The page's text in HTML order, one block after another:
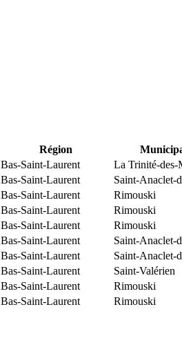
Région
Bas-Saint-Laurent
La Trinité-des-
Bas-Saint-Laurent
Saint-Anaclet-
Bas-Saint-Laurent
Rimouski
Bas-Saint-Laurent
Rimouski
Bas-Saint-Laurent
Rimouski
Bas-Saint-Laurent
Saint-Anaclet-
Bas-Saint-Laurent
Saint-Anaclet-
Bas-Saint-Laurent
Saint-Valérien
Bas-Saint-Laurent
Rimouski
Bas-Saint-Laurent Rimouski